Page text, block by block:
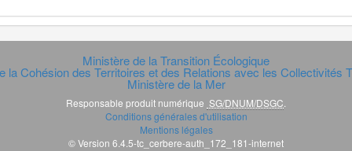
Ministère de la Transition Écologique
la Cohésion des Territoires et des Relations avec les Collectivités
Ministère de la Mer
Responsable produit numérique SG/DNUM/DSGC
Conditions générales d'utilisation
Mentions légales
© Version 6.4.5-tc_cerbere-auth_172_181-internet